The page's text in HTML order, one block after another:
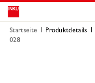
Startseite Produktdetails
028